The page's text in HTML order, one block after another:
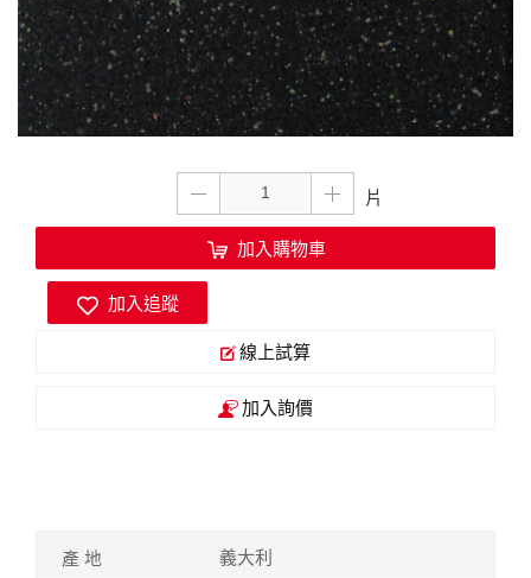
加入購物車
加入追蹤
線上試算
加入詢價
義大利